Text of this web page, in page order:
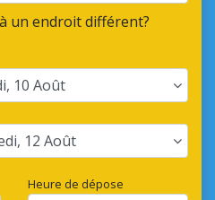
un endroit différent?
, 10 Août
, 12 Août
Heure de dépose